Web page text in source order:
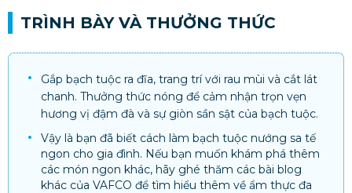
TRÌNH BÀY VÀ THƯỞNG THỨC
Gắp bạch tuộc ra đĩa, trang trí với rau mùi và cắt lát
chanh. Thưởng thức nóng để cảm nhận trọn vẹn
hương vị đậm đà và sự giòn sần sật của bạch tuộc.
Vậy là bạn đã biết cách làm bạch tuộc nướng sa tế
ngon cho gia đình. Nếu bạn muốn khám phá thêm
các món ngon khác, hãy ghé thăm các bài blog
khác của VAFCO để tìm hiểu thêm về ẩm thực đa